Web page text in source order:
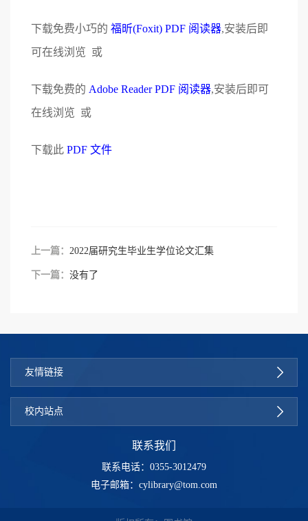
下载免费小巧的 福昕(Foxit) PDF 阅读器,安装后即
可在线浏览 或
下载免费的 Adobe Reader PDF 阅读器,安装后即可
在线浏览 或
下载此 PDF 文件
上一篇： 2022届研究生毕业生学位论文汇集
下一篇： 没有了
友情链接
校内站点
联系我们
联系电话：0355-3012479
电子邮箱：cylibrary@tom.com